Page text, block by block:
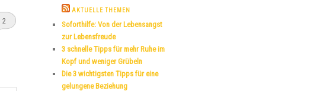
2
h
n
AKTUELLE THEMEN
Soforthilfe: Von der Lebensangst
zur Lebensfreude
3 schnelle Tipps für mehr Ruhe im
Kopf und weniger Grübeln
Die 3 wichtigsten Tipps für eine
gelungene Beziehung